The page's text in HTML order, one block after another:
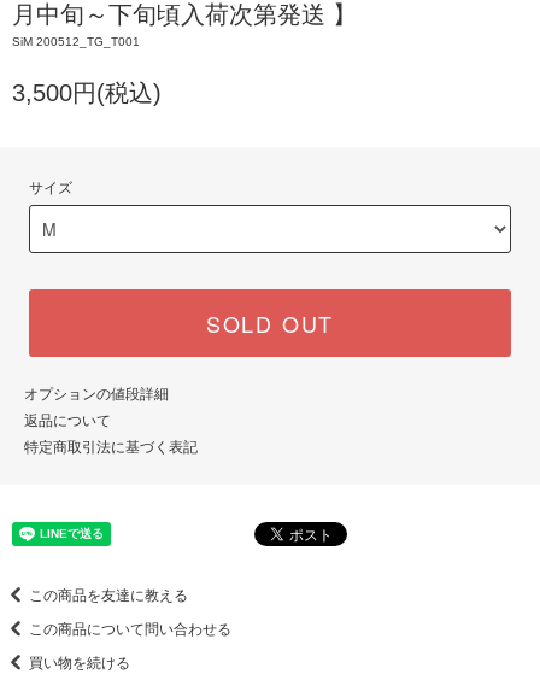
月中旬～下旬頃入荷次第発送 】
SiM 200512_TG_T001
3,500円(税込)
サイズ
SOLD OUT
オプションの値段詳細
返品について
特定商取引法に基づく表記
この商品を友達に教える
この商品について問い合わせる
買い物を続ける